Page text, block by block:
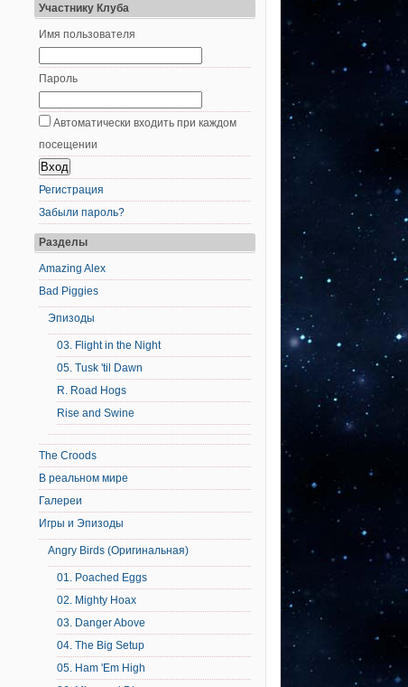
Участнику Клуба
Имя пользователя
Пароль
Автоматически входить при каждом
посещении
Регистрация
Забыли пароль?
Разделы
Amazing Alex
Bad Piggies
Эпизоды
03. Flight in the Night
05. Tusk 'til Dawn
R. Road Hogs
Rise and Swine
The Croods
В реальном мире
Галереи
Игры и Эпизоды
Angry Birds (Оригинальная)
01. Poached Eggs
02. Mighty Hoax
03. Danger Above
04. The Big Setup
05. Ham 'Em High